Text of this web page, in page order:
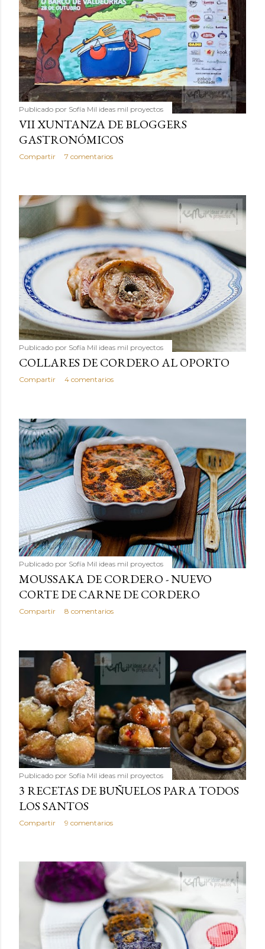
Publicado por Sofía Mil ideas mil proyectos
VII XUNTANZA DE BLOGGERS
GASTRONÓMICOS
Compartir 7 comentarios
Publicado por Sofía Mil ideas mil proyectos
COLLARES DE CORDERO AL OPORTO
Compartir 4 comentarios
Publicado por Sofía Mil ideas mil proyectos
MOUSSAKA DE CORDERO - NUEVO
CORTE DE CARNE DE CORDERO
Compartir 8 comentarios
Publicado por Sofía Mil ideas mil proyectos
3 RECETAS DE BUÑUELOS PARA TODOS
LOS SANTOS
Compartir 9 comentarios